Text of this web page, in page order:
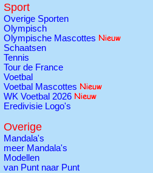
Sport
Overige Sporten
Olympisch
Olympische Mascottes
Schaatsen
Tennis
Tour de France
Voetbal
Voetbal Mascottes
WK Voetbal 2026
Eredivisie Logo's
Overige
Mandala's
meer Mandala's
Modellen
van Punt naar Punt